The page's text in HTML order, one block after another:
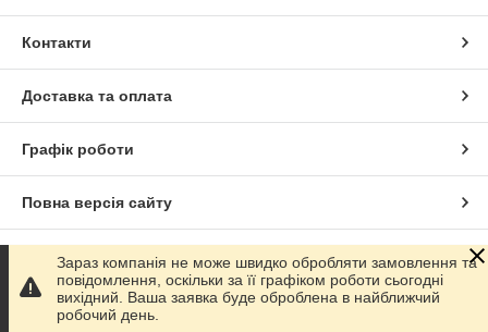
Контакти
Доставка та оплата
Графік роботи
Повна версія сайту
Сайт створено на маркетплейсіProm.ua
Політика конфіденційності
Зараз компанія не може швидко обробляти замовлення та
повідомлення, оскільки за її графіком роботи сьогодні
вихідний. Ваша заявка буде оброблена в найближчий
робочий день.